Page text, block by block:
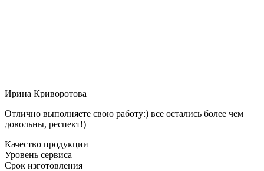
Ирина Криворотова
Отлично выполняете свою работу:) все остались более чем
довольны, респект!)
Качество продукции
Уровень сервиса
Срок изготовления